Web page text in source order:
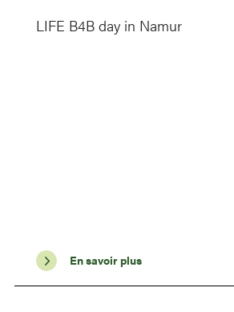
LIFE B4B day in Namur
En savoir plus